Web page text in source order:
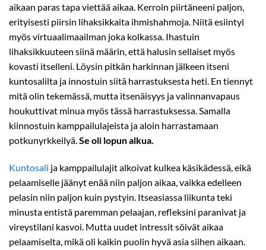
aikaan paras tapa viettää aikaa. Kerroin piirtäneeni paljon,
erityisesti piirsin lihaksikkaita ihmishahmoja. Niitä esiintyi
myös virtuaalimaailman joka kolkassa. Ihastuin
lihaksikkuuteen siinä määrin, että halusin sellaiset myös
kovasti itselleni. Löysin pitkän harkinnan jälkeen itseni
kuntosalilta ja innostuin siitä harrastuksesta heti. En tiennyt
mitä olin tekemässä, mutta itsenäisyys ja valinnanvapaus
houkuttivat minua myös tässä harrastuksessa. Samalla
kiinnostuin kamppailulajeista ja aloin harrastamaan
potkunyrkkeilyä.Se oli lopun alkua.
Kuntosali ja kamppailulajit alkoivat kulkea käsikädessä, eikä
pelaamiselle jäänyt enää niin paljon aikaa, vaikka edelleen
pelasin niin paljon kuin pystyin. Itseasiassa liikunta teki
minusta entistä paremman pelaajan, refleksini paranivat ja
vireystilani kasvoi. Mutta uudet intressit söivät aikaa
pelaamiselta, mikä oli kaikin puolin hyvä asia siihen aikaan.